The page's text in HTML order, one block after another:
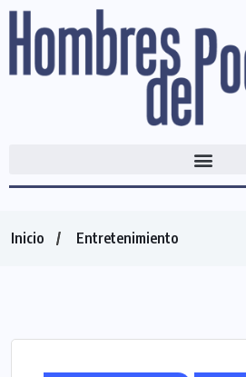
Inicio Entretenimiento